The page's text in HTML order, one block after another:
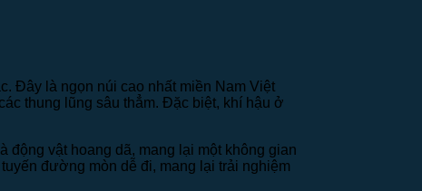
Đây là ngọn núi cao nhất miền Nam Việt
thung lũng sâu thẳm. Đặc biệt, khí hậu ở
vật hoang dã, mang lại một không gian
đường mòn dễ đi, mang lại trải nghiệm